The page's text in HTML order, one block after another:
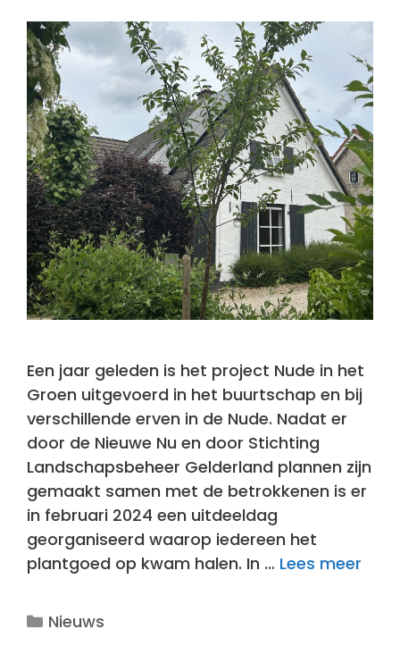
Een jaar geleden is het project Nude in het
Groen uitgevoerd in het buurtschap en bij
verschillende erven in de Nude. Nadat er
door de Nieuwe Nu en door Stichting
Landschapsbeheer Gelderland plannen zijn
gemaakt samen met de betrokkenen is er
in februari 2024 een uitdeeldag
georganiseerd waarop iedereen het
plantgoed op kwam halen. In … Lees meer
Categorieën
Nieuws